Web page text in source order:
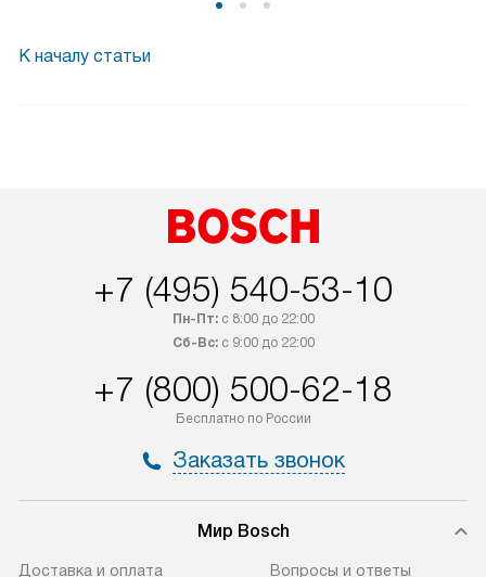
К началу статьи
+7 (495) 540-53-10
Пн-Пт:с 8:00 до 22:00
Сб-Вс:с 9:00 до 22:00
+7 (800) 500-62-18
Бесплатно по России
Заказать звонок
Мир Bosch
Доставка и оплата Вопросы и ответы